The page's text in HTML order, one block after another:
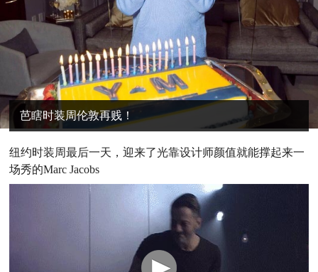
芭瞎时装周伦敦再贱！
纽约时装周最后一天，迎来了光靠设计师颜值就能撑起来一
场秀的Marc Jacobs